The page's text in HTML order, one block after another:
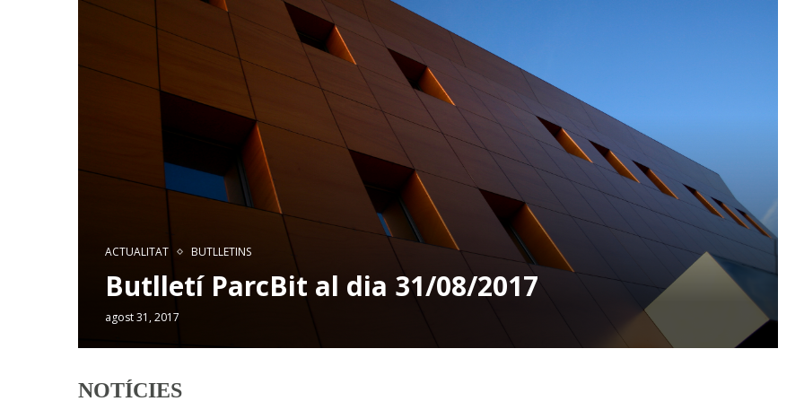
ACTUALITAT BUTLLETINS
Butlletí ParcBit al dia 31/08/2017
agost 31, 2017
NOTÍCIES